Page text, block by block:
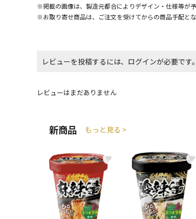
※掲載の画像は、製造元都合によりデザイン・仕様等が
※お取り寄せ商品は、ご注文を受けてからの商品手配と
レビューを投稿するには、ログインが必要で
レビューはまだありません
新商品 もっと見る >
♥ ♥